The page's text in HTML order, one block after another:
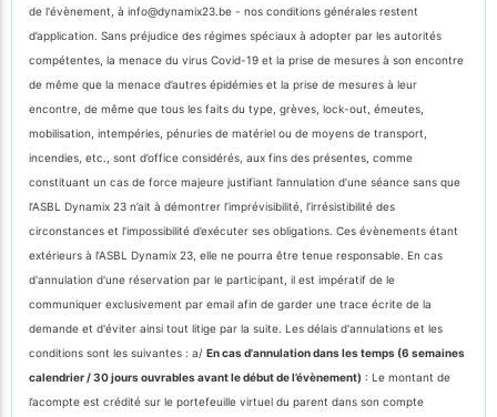
de l'évènement, à info@dynamix23.be - nos conditions générales restent
d’application. Sans préjudice des régimes spéciaux à adopter par les autorités
compétentes, la menace du virus Covid-19 et la prise de mesures à son encontre
de même que la menace d’autres épidémies et la prise de mesures à leur
encontre, de même que tous les faits du type, grèves, lock-out, émeutes,
mobilisation, intempéries, pénuries de matériel ou de moyens de transport,
incendies, etc., sont d’office considérés, aux fins des présentes, comme
constituant un cas de force majeure justifiant l’annulation d’une séance sans que
l’ASBL Dynamix 23 n’ait à démontrer l’imprévisibilité, l’irrésistibilité des
circonstances et l’impossibilité d’exécuter ses obligations. Ces évènements étant
extérieurs à l’ASBL Dynamix 23, elle ne pourra être tenue responsable. En cas
d'annulation d'une réservation par le participant, il est impératif de le
communiquer exclusivement par email afin de garder une trace écrite de la
demande et d'éviter ainsi tout litige par la suite. Les délais d'annulations et les
conditions sont les suivantes : a/ En cas d'annulation dans les temps (6 semaines
calendrier / 30 jours ouvrables avant le début de l’évènement) : Le montant de
l’acompte est crédité sur le portefeuille virtuel du parent dans son compte